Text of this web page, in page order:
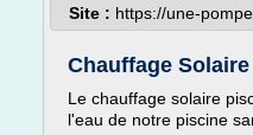
Site : https://une-
Chauffage
Le chauffage solaire
l'eau de notre piscine